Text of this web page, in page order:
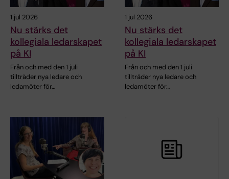
1 jul 2026
Nu stärks det
kollegiala ledarskapet
på KI
Från och med den 1 juli
tillträder nya ledare och
ledamöter för…
1 jul 2026
Nu stärks det
kollegiala ledarskapet
på KI
Från och med den 1 juli
tillträder nya ledare och
ledamöter för…